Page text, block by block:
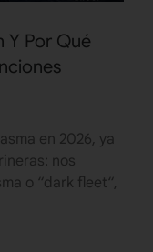
Y Por Qué
en 2026, ya
nos
o “dark fleet“,